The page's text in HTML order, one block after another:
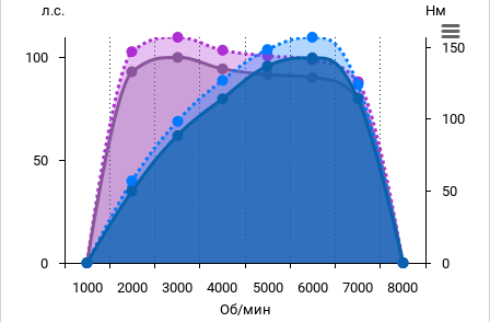
Об/мин
л.с. Нм
1000 2000 3000 4000 5000 6000 7000 8000
0
50
100
0
50
100
150